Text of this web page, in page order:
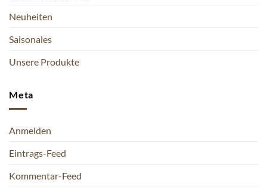
Neuheiten
Saisonales
Unsere Produkte
Meta
Anmelden
Eintrags-Feed
Kommentar-Feed